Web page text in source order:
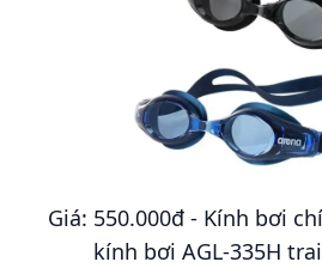
Giá: 550.000đ - Kính bơi
kính bơi AGL-335H